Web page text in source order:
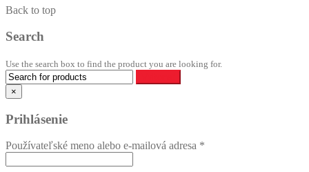
Back to top
Search
Use the search box to find the product you are looking for.
×
Prihlásenie
Používateľské meno alebo e-mailová adresa *